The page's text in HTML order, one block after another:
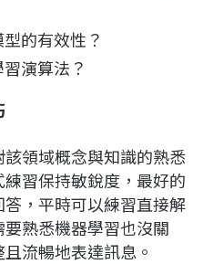
的有效性？
演算法？
領域概念與知識的熟悉
習保持敏銳度，最好的
，平時可以練習直接解
熟悉機器學習也沒關
流暢地表達訊息。